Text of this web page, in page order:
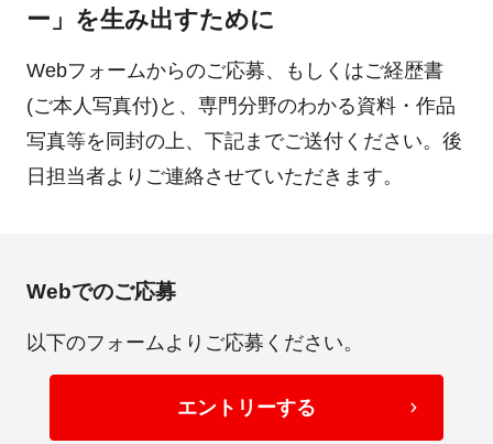
ー」を生み出すために
Webフォームからのご応募、もしくはご経歴書
(ご本人写真付)と、専門分野のわかる資料・作品
写真等を同封の上、下記までご送付ください。後
日担当者よりご連絡させていただきます。
Webでのご応募
以下のフォームよりご応募ください。
エントリーする